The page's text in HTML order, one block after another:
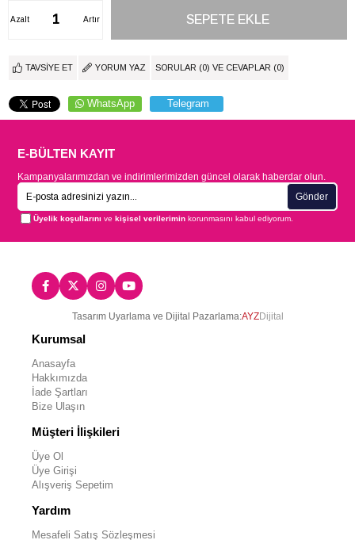
Artır
Azalt
TAVSIYE ET YORUM YAZ SORULAR (0) VE CEVAPLAR (0)
WhatsApp Telegram
E-BÜLTEN KAYIT
Kampanyalarımızdan ve indirimlerimizden güncel olarak haberdar olun.
Gönder
Üyelik koşullarını vekişisel verilerimin korunmasını kabul ediyorum.
Tasarım Uyarlama ve Dijital Pazarlama:AYZDijital
Kurumsal
Anasayfa
Hakkımızda
İade Şartları
Bize Ulaşın
Müşteri İlişkileri
Üye Ol
Üye Girişi
Alışveriş Sepetim
Yardım
Mesafeli Satış Sözleşmesi